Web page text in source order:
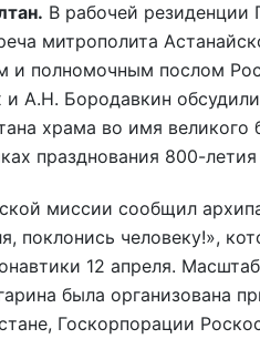
В рабочей резиденции
митрополита
и полномочным послом
А.Н. Бородавкин
храма во имя великого
празднования 800-
миссии сообщил
поклонись человеку!»,
12 апреля.
была организована
Госкорпорации